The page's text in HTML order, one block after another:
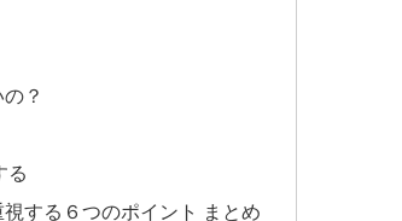
んで治療をするのかが、本当に大切だと